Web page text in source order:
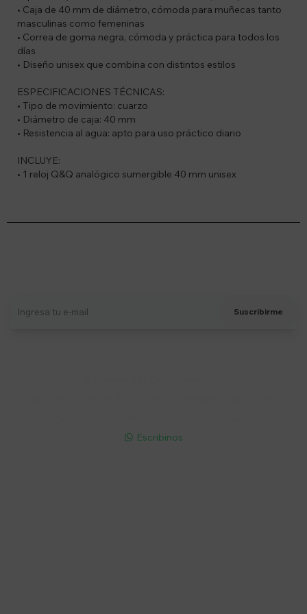
• Caja de 40 mm de diámetro, cómoda para muñecas tanto
masculinas como femeninas
• Correa de goma negra, cómoda y práctica para todos los
días
• Diseño unisex que combina con distintos estilos
ESPECIFICACIONES TÉCNICAS:
• Tipo de movimiento: cuarzo
• Diámetro de caja: 40 mm
• Resistencia al agua: apto para uso práctico diario
INCLUYE:
• 1 reloj Q&Q analógico sumergible 40 mm unisex
Suscribirme
 Escribinos